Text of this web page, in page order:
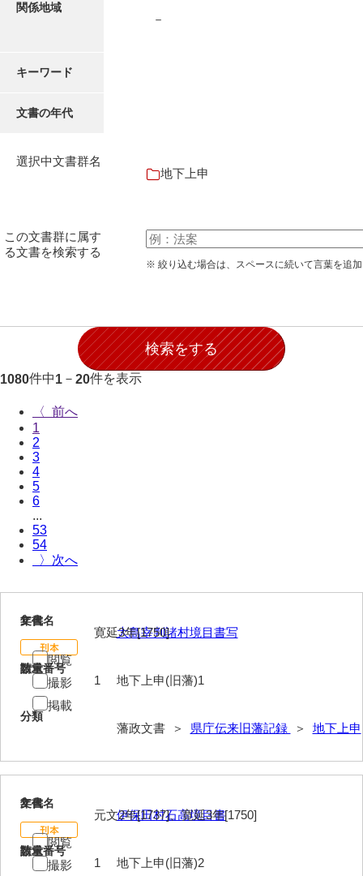
関係地域
－
キーワード
文書の年代
選択中文書群名
地下上申
この文書群に属す
る文書を検索する
※ 絞り込む場合は、スペースに続いて言葉を追
1080件中1 － 20件を表示
〈
1
2
3
4
5
6
...
53
54
〉
1
文書名
大島宰判諸村境目書写
請求番号
地下上申(旧藩)1
分類
藩政文書 ＞ 県庁伝来旧藩記録 ＞ 地下上申
年代
寛延3年[1750]
数量
1
閲覧
撮影
掲載
2
文書名
伊保田村石高境目書
請求番号
地下上申(旧藩)2
年代
元文2年[1737]、寛延3年[1750]
数量
1
閲覧
撮影